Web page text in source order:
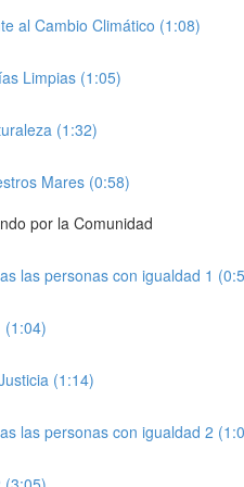
al Cambio Climático (1:08)
Limpias (1:05)
(1:32)
Mares (0:58)
por la Comunidad
las personas con igualdad 1
(1:04)
(1:14)
las personas con igualdad 2